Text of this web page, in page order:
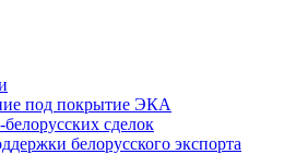
под покрытие ЭКА
сделок
белорусского экспорта